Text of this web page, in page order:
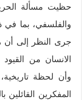
حظيت مسألة
والفلسفي، بما في
جرى النظر إلى أن
الانسان من القيود
وأن لحظة
المفكرين القائلين